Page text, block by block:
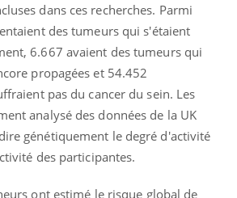
dans ces recherches. Parmi
des tumeurs qui s'étaient
6.667 avaient des tumeurs qui
propagées et 54.452
pas du cancer du sein. Les
analysé des données de la UK
génétiquement le degré d'activité
des participantes.
ont estimé le risque global de